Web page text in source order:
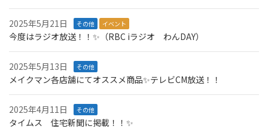
2025年5月21日 その他 イベント
今度はラジオ放送！！✨（RBC iラジオ わんDAY）
2025年5月13日 その他
メイクマン各店舗にてオススメ商品✨テレビCM放送！！
2025年4月11日 その他
タイムス 住宅新聞に掲載！！✨